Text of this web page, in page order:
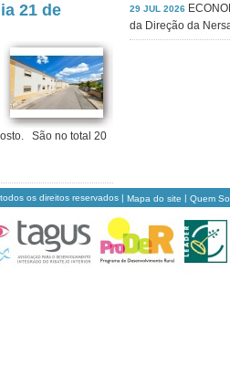
21 de
São no total 20
29 JUL 2026
da Direção da
os direitos reservados | Mapa do site | Quem